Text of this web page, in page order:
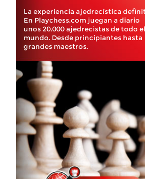
La experiencia ajedrecística
En Playchess.com juegan a diario
unos 20.000 ajedrecistas de todo el
mundo. Desde principiantes hasta
grandes maestros.